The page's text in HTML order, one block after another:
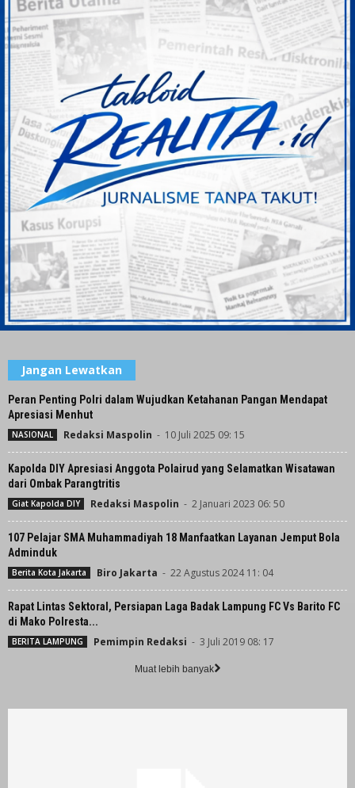
Jangan Lewatkan
Peran Penting Polri dalam Wujudkan Ketahanan Pangan Mendapat
Apresiasi Menhut
NASIONAL Redaksi Maspolin - 10 Juli 2025 09: 15
Kapolda DIY Apresiasi Anggota Polairud yang Selamatkan Wisatawan
dari Ombak Parangtritis
Giat Kapolda DIY Redaksi Maspolin - 2 Januari 2023 06: 50
107 Pelajar SMA Muhammadiyah 18 Manfaatkan Layanan Jemput Bola
Adminduk
Berita Kota Jakarta Biro Jakarta - 22 Agustus 2024 11: 04
Rapat Lintas Sektoral, Persiapan Laga Badak Lampung FC Vs Barito FC
di Mako Polresta...
BERITA LAMPUNG Pemimpin Redaksi - 3 Juli 2019 08: 17
Muat lebih banyak